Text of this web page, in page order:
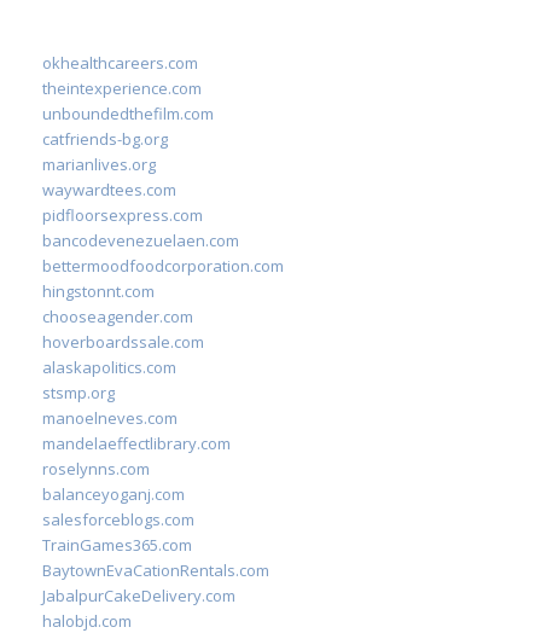
okhealthcareers.com
theintexperience.com
unboundedthefilm.com
catfriends-bg.org
marianlives.org
waywardtees.com
pidfloorsexpress.com
bancodevenezuelaen.com
bettermoodfoodcorporation.com
hingstonnt.com
chooseagender.com
hoverboardssale.com
alaskapolitics.com
stsmp.org
manoelneves.com
mandelaeffectlibrary.com
roselynns.com
balanceyoganj.com
salesforceblogs.com
TrainGames365.com
BaytownEvaCationRentals.com
JabalpurCakeDelivery.com
halobjd.com